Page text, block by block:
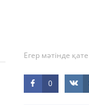
Егер мәтінде
0